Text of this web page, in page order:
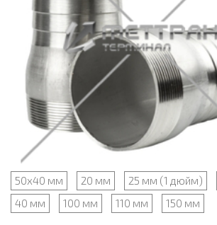
50х40 мм 20 мм 25 мм (1 дюйм)
40 мм
100 мм 110 мм 150 мм